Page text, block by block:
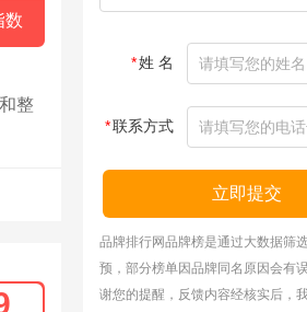
数
整
*姓 名
*联系方式
立即提交
品牌排行网品牌榜是通过大数据筛
预，部分榜单因品牌同名原因会有
谢您的提醒，反馈内容经核实后，